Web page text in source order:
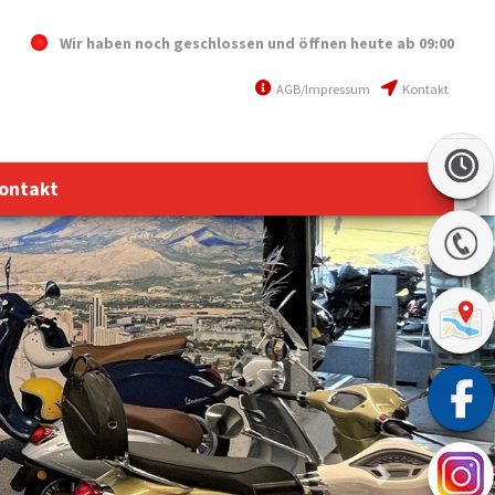
Wir haben noch geschlossen und öffnen heute ab 09:00
Kontakt
AGB/Impressum
Next